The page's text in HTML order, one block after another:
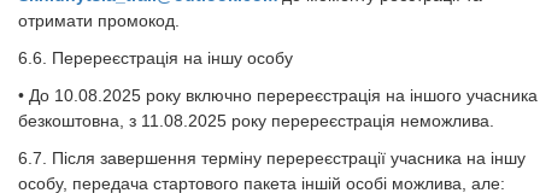
отримати промокод.
6.6. Перереєстрація на іншу особу
• До 10.08.2025 року включно перереєстрація на іншого учасника
безкоштовна, з 11.08.2025 року перереєстрація неможлива.
6.7. Після завершення терміну перереєстрації учасника на іншу
особу, передача стартового пакета іншій особі можлива, але: